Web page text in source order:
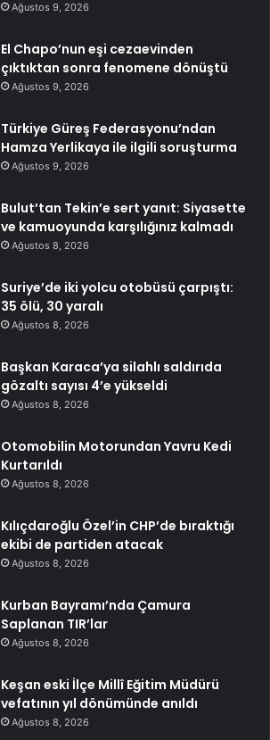
Ağustos 9, 2026
El Chapo’nun eşi cezaevinden
çıktıktan sonra fenomene dönüştü
Ağustos 9, 2026
Türkiye Güreş Federasyonu’ndan
Hamza Yerlikaya ile ilgili soruşturma
Ağustos 9, 2026
Bulut’tan Tekin’e sert yanıt: Siyasette
ve kamuoyunda karşılığınız kalmadı
Ağustos 8, 2026
Suriye’de iki yolcu otobüsü çarpıştı:
35 ölü, 30 yaralı
Ağustos 8, 2026
Başkan Karaca’ya silahlı saldırıda
gözaltı sayısı 4’e yükseldi
Ağustos 8, 2026
Otomobilin Motorundan Yavru Kedi
Kurtarıldı
Ağustos 8, 2026
Kılıçdaroğlu Özel’in CHP’de bıraktığı
ekibi de partiden atacak
Ağustos 8, 2026
Kurban Bayramı’nda Çamura
Saplanan TIR’lar
Ağustos 8, 2026
Keşan eski İlçe Millî Eğitim Müdürü
vefatının yıl dönümünde anıldı
Ağustos 8, 2026